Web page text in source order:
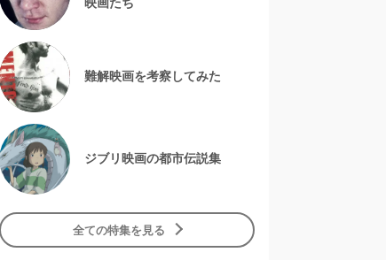
難解映画を考察してみた
ジブリ映画の都市伝説集
全ての特集を見る